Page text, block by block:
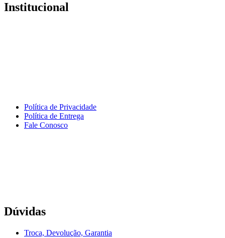
Institucional
Política de Privacidade
Política de Entrega
Fale Conosco
Dúvidas
Troca, Devolução, Garantia